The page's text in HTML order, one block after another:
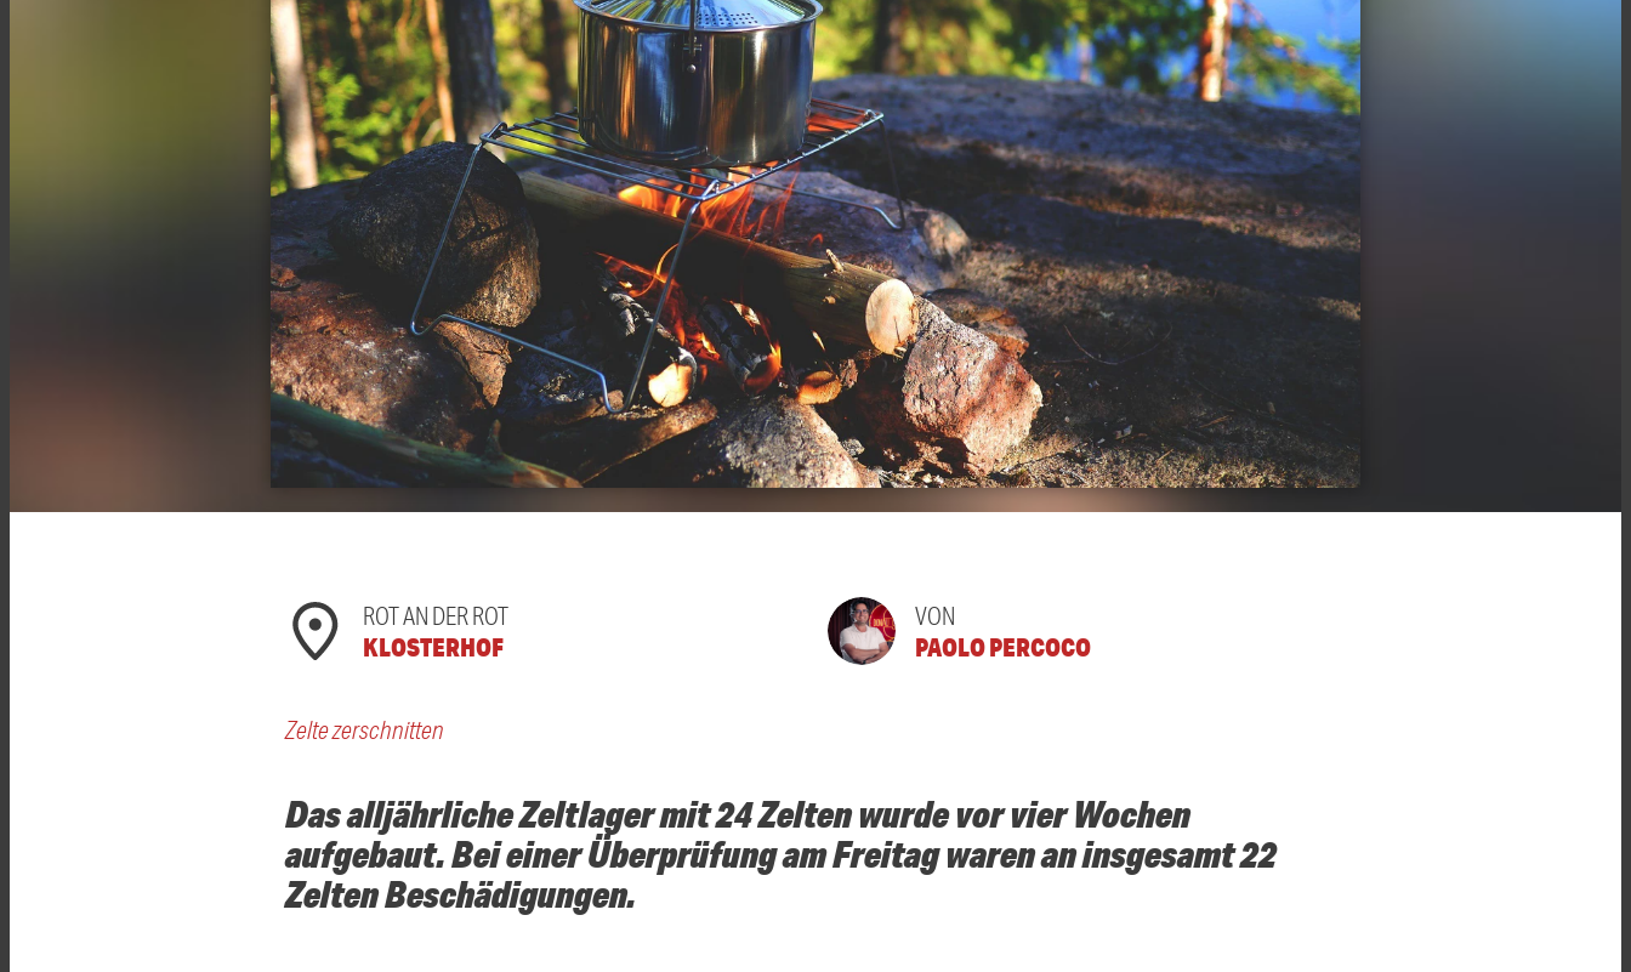
ROT AN DER ROT
KLOSTERHOF
VON
PAOLO PERCOCO
Zelte zerschnitten
Das alljährliche Zeltlager mit 24 Zelten wurde vor vier Wochen
aufgebaut. Bei einer Überprüfung am Freitag waren an insgesamt 22
Zelten Beschädigungen.